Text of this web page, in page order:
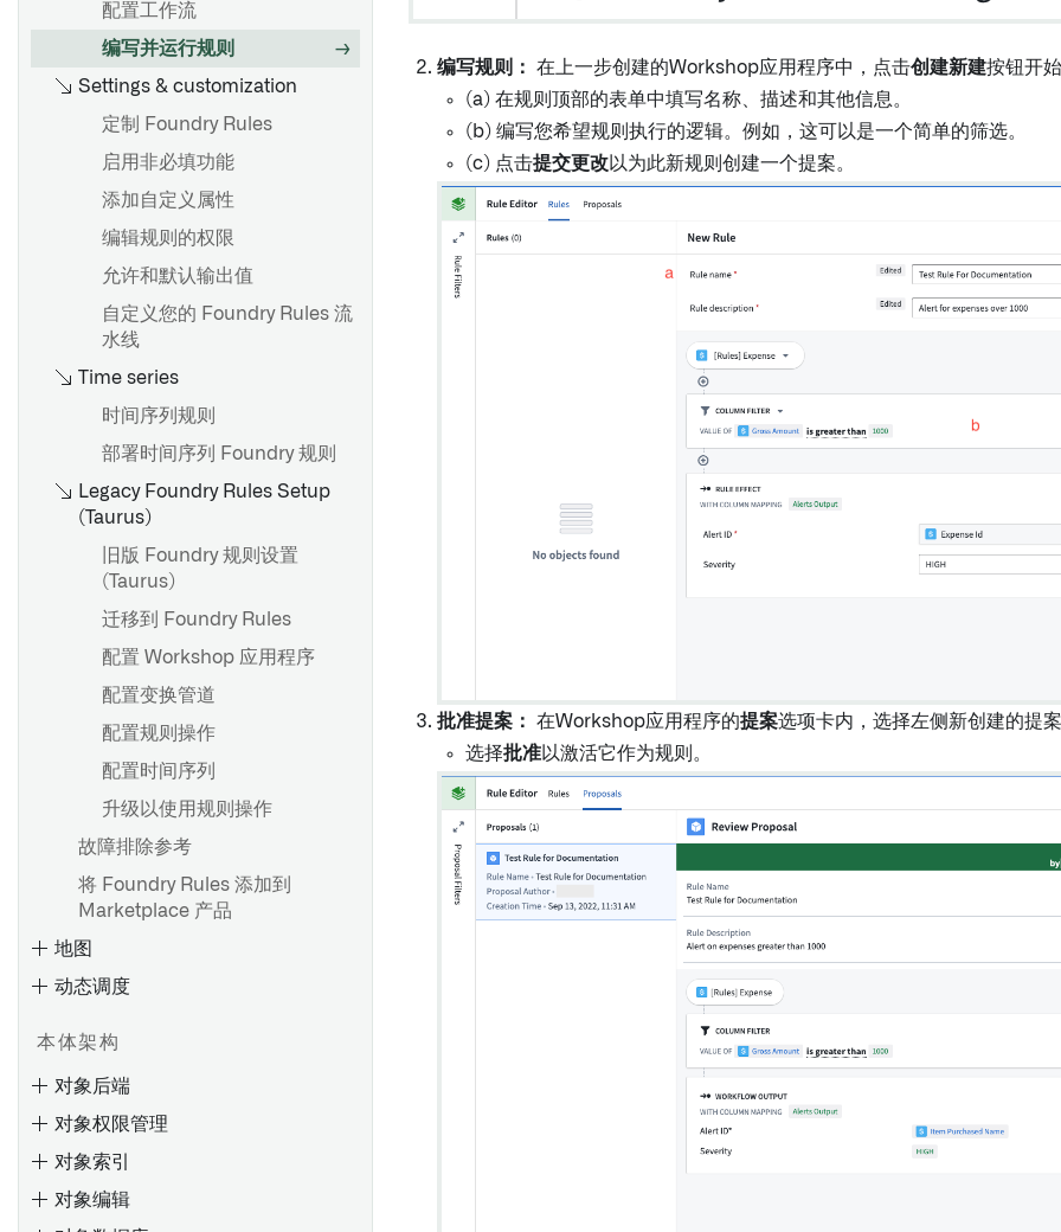
概述
创建链接类型
编辑链接类型
元数据参考
概述
创建值类型
使用值类型
值类型版本
值类型约束
概述
创建结构属性类型
编辑结构属性类型
自动映射结构属性
结构属性和共享属性类型
类型类
渲染提示
状态
概述
入门
Object标识符
创建自定义聚合
导入Object和链接类型
API: Object和链接
API：对象集
API: 附件
API：媒体
概述
使用Palantir提供的模型创建语
义搜索工作流
使用自定义模型创建语义搜索
工作流
分块
PDF处理
概述
为新Objects生成唯一ID
抛出用户界面错误
API: Ontology编辑
查询
设计
应用程序和文件
只读模式
概述
配置事件
探索相关事件
探索相关时间序列
使用时间选择
配置阈值
查看和筛选时间轴上的事件
概览
入门指南
场景选项
配置链式模型
在控制面板中配置Vertex设置
配置链接合并
配置工作流
编写并运行规则
Settings & customization
定制 Foundry Rules
启用非必填功能
添加自定义属性
编辑规则的权限
允许和默认输出值
自定义您的 Foundry Rules 流
水线
Time series
时间序列规则
部署时间序列 Foundry 规则
Legacy Foundry Rules Setup
(Taurus)
旧版 Foundry 规则设置
(Taurus)
迁移到 Foundry Rules
配置 Workshop 应用程序
配置变换管道
配置规则操作
配置时间序列
升级以使用规则操作
故障排除参考
将 Foundry Rules 添加到
Marketplace 产品
地图
地图界面概述
创建、保存和导出地图
将数据添加到地图
动态调度
本体架构
对象后端
对象权限管理
对象索引
对象编辑
编写规则： 在上一步创建的Workshop应用程序中，点击创建新建按钮开
(a) 在规则顶部的表单中填写名称、描述和其他信息。
(b) 编写您希望规则执行的逻辑。例如，这可以是一个简单的筛选。
(c) 点击提交更改以为此新规则创建一个提案。
批准提案： 在Workshop应用程序的提案选项卡内，选择左侧新创建的提
选择批准以激活它作为规则。